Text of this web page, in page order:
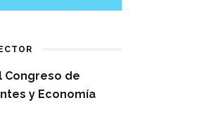
Congreso de
y Economía